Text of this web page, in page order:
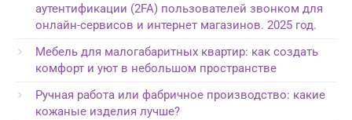
аутентификации (2FA) пользователей звонком для
онлайн-сервисов и интернет магазинов. 2025 год.
Мебель для малогабаритных квартир: как создать
комфорт и уют в небольшом пространстве
Ручная работа или фабричное производство: какие
кожаные изделия лучше?